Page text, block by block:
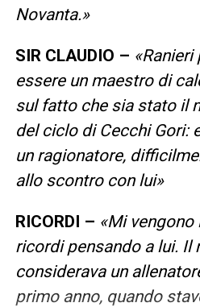
Novanta.»
SIR CLAUDIO –
essere un maestro di
sul fatto che sia stato il
del ciclo di Cecchi Gori:
un ragionatore,
allo scontro con lui»
RICORDI – «Mi
ricordi pensando a lui. Il
considerava un
primo anno, quando